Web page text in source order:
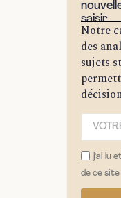
saisir
Notre
des
sujets
j'ai lu
de ce site